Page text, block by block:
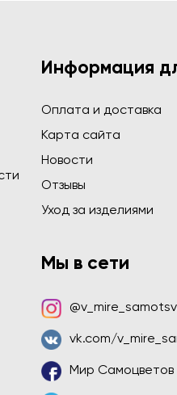
Информация
Оплата и доставка
Карта сайта
Новости
Отзывы
Уход за изделиями
Мы в сети
vk.com/
Мир Самоцветов